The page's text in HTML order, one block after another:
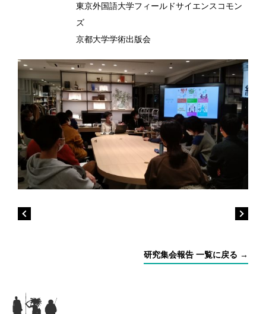
東京外国語大学フィールドサイエンスコモン
ズ
京都大学学術出版会
研究集会報告 一覧に戻る →